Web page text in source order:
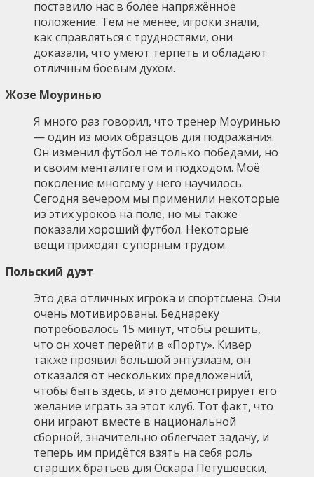
поставило нас в более напряжённое
положение. Тем не менее, игроки знали,
как справляться с трудностями, они
доказали, что умеют терпеть и обладают
отличным боевым духом.
Жозе Моуринью
Я много раз говорил, что тренер Моуринью
— один из моих образцов для подражания.
Он изменил футбол не только победами, но
и своим менталитетом и подходом. Моё
поколение многому у него научилось.
Сегодня вечером мы применили некоторые
из этих уроков на поле, но мы также
показали хороший футбол. Некоторые
вещи приходят с упорным трудом.
Польский дуэт
Это два отличных игрока и спортсмена. Они
очень мотивированы. Беднареку
потребовалось 15 минут, чтобы решить,
что он хочет перейти в «Порту». Кивер
также проявил большой энтузиазм, он
отказался от нескольких предложений,
чтобы быть здесь, и это демонстрирует его
желание играть за этот клуб. Тот факт, что
они играют вместе в национальной
сборной, значительно облегчает задачу, и
теперь им придётся взять на себя роль
старших братьев для Оскара Петушевски,